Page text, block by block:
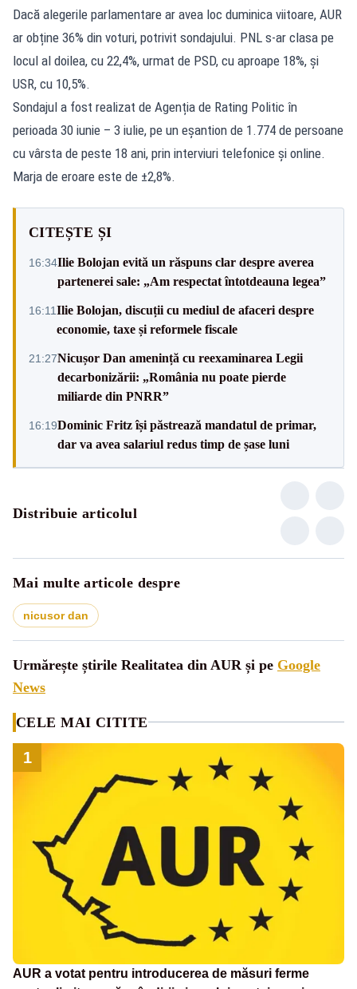
Dacă alegerile parlamentare ar avea loc duminica viitoare, AUR
ar obține 36% din voturi, potrivit sondajului. PNL s-ar clasa pe
locul al doilea, cu 22,4%, urmat de PSD, cu aproape 18%, și
USR, cu 10,5%.
Sondajul a fost realizat de Agenția de Rating Politic în
perioada 30 iunie – 3 iulie, pe un eșantion de 1.774 de persoane
cu vârsta de peste 18 ani, prin interviuri telefonice și online.
Marja de eroare este de ±2,8%.
CITEȘTE ȘI
16:34Ilie Bolojan evită un răspuns clar despre averea
partenerei sale: „Am respectat întotdeauna legea”
16:11Ilie Bolojan, discuții cu mediul de afaceri despre
economie, taxe și reformele fiscale
21:27Nicușor Dan amenință cu reexaminarea Legii
decarbonizării: „România nu poate pierde
miliarde din PNRR”
16:19Dominic Fritz își păstrează mandatul de primar,
dar va avea salariul redus timp de șase luni
Distribuie articolul
Mai multe articole despre
nicusor dan
Urmărește știrile Realitatea din AUR și pe Google
News
CELE MAI CITITE
1
AUR a votat pentru introducerea de măsuri ferme